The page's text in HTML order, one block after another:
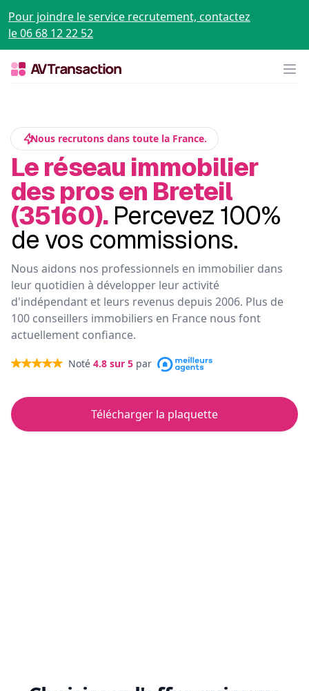
Pour joindre le service recrutement, contactez
le 06 68 12 22 52
Nous recrutons dans toute la France.
Le réseau immobilier
des pros en Breteil
(35160). Percevez 100%
de vos commissions.
Nous aidons nos professionnels en immobilier dans
leur quotidien à développer leur activité
d'indépendant et leurs revenus depuis 2006. Plus de
100 conseillers immobiliers en France nous font
actuellement confiance.
Noté 4.8 sur 5 par
Télécharger la plaquette